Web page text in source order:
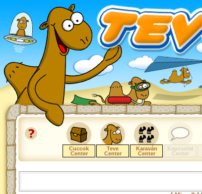
Cuccok
Center
Teve
Center
Karaván
Center
Kapcsolat
Center